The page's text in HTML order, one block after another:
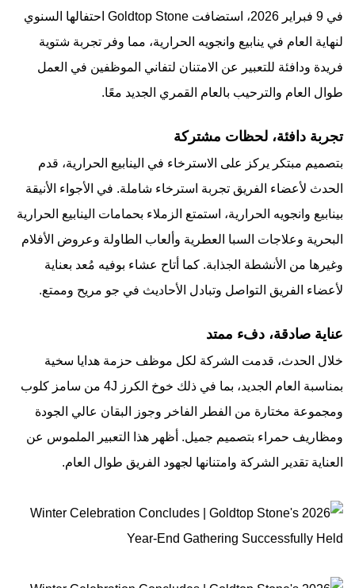
في 9 فبراير 2026، استضافت Goldtop Stone احتفالها السنوي
لنهاية العام في ينابيع وانجويه الحرارية، مما وفر تجربة شتوية
فريدة ودافئة للتعبير عن الامتنان لتفاني الموظفين في العمل
طوال العام والترحيب بالعام القمري الجديد معًا.
تجربة دافئة، لحظات مشتركة
بتصميم مبتكر يركز على الاسترخاء في الينابيع الحرارية، قدم
الحدث لأعضاء الفريق تجربة استرخاء شاملة. في الأجواء الأنيقة
بينابيع وانجويه الحرارية، استمتع الزملاء بحمامات الينابيع الحرارية
البحرية وعلاجات السبا العطرية وألعاب الطاولة وعروض الأفلام
وغيرها من الأنشطة الجذابة. كما أتاح عشاء بوفيه مُعد بعناية
لأعضاء الفريق التواصل وتبادل الأحاديث في جو مريح وممتع.
عناية صادقة، دفء ممتد
خلال الحدث، قدمت الشركة لكل موظف حزمة هدايا سخية
بمناسبة العام الجديد، بما في ذلك خوخ الكرز 4J من سامز كلوب
ومجموعة مختارة من الفطر الفاخر وجوز البقان عالي الجودة
ومظاريف حمراء بتصميم جميل. أظهر هذا التعبير الملموس عن
العناية تقدير الشركة وامتنانها لجهود الفريق طوال العام.